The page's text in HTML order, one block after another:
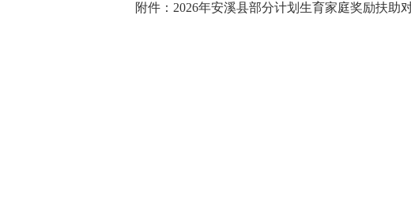
附件： 2026年安溪县部分计划生育家庭奖励扶助